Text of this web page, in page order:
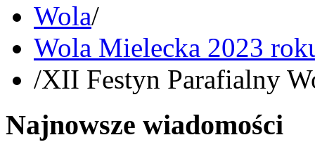
Wola/
Wola Mielecka 2023
/XII Festyn Parafialny
Najnowsze wiadomości